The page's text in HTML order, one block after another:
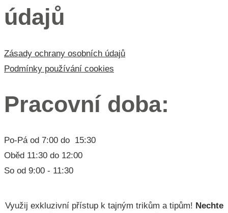
údajů
Zásady ochrany osobních údajů
Podmínky používání cookies
Pracovní doba:
Po-Pá od 7:00 do 15:30
Oběd 11:30 do 12:00
So od 9:00 - 11:30
Využij exkluzivní přístup k tajným trikům a tipům! Nechte